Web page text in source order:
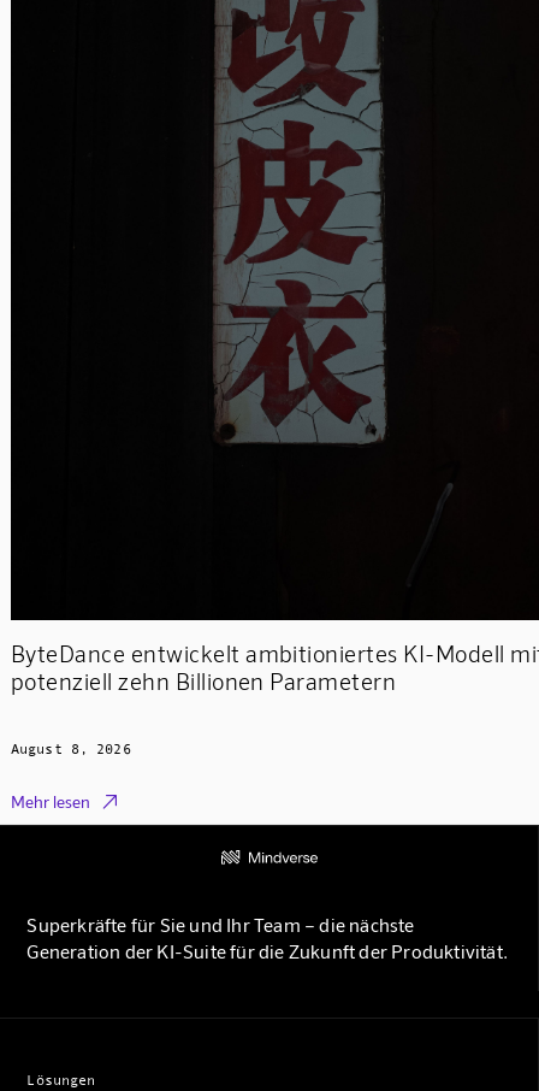
ByteDance entwickelt ambitioniertes KI-Modell
potenziell zehn Billionen Parametern
August 8, 2026
Mehr lesen 
Superkräfte für Sie und Ihr Team – die nächste
Generation der KI-Suite für die Zukunft der Produktivität.
Lösungen